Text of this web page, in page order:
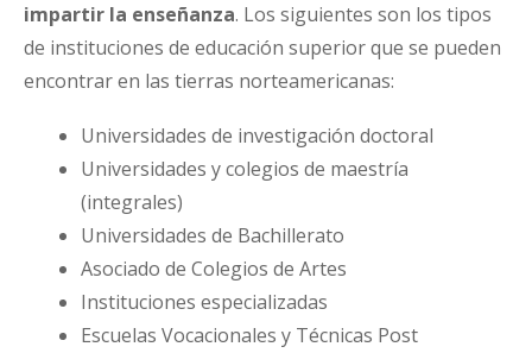
impartir la enseñanza. Los siguientes son los tipos
de instituciones de educación superior que se pueden
encontrar en las tierras norteamericanas:
Universidades de investigación doctoral
Universidades y colegios de maestría
(integrales)
Universidades de Bachillerato
Asociado de Colegios de Artes
Instituciones especializadas
Escuelas Vocacionales y Técnicas Post